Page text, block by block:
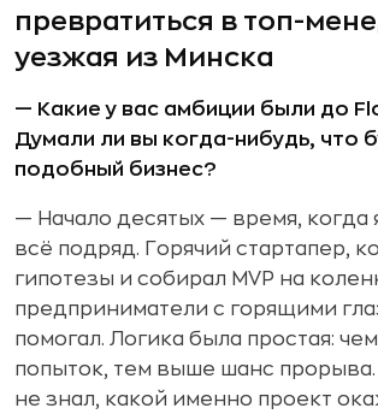
превратиться в топ-
уезжая из Минска
— Какие у вас амбиции были до
Думали ли вы когда-нибудь, что
подобный бизнес?
— Начало десятых — время, когда
всё подряд. Горячий стартапер,
гипотезы и собирал MVP на
предприниматели с горящими
помогал. Логика была простая:
попыток, тем выше шанс прорыва.
не знал, какой именно проект